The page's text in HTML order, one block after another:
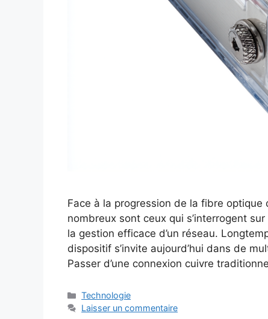
Face à la progression de la fibre
nombreux sont ceux qui s’interrogent
la gestion efficace d’un réseau.
dispositif s’invite aujourd’hui dans de
Passer d’une connexion cuivre
Catégories
Technologie
Laisser un commentaire